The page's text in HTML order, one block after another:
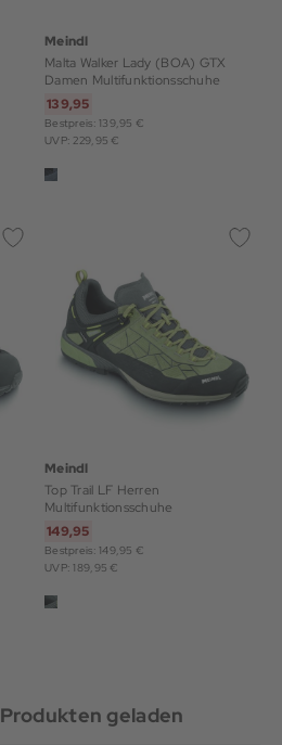
Meindl
Malta Walker Lady (BOA) GTX
Damen Multifunktionsschuhe
139,95
Bestpreis: 139,95 €
UVP: 229,95 €
Meindl
Top Trail LF Herren
Multifunktionsschuhe
149,95
Bestpreis: 149,95 €
UVP: 189,95 €
Produkten geladen